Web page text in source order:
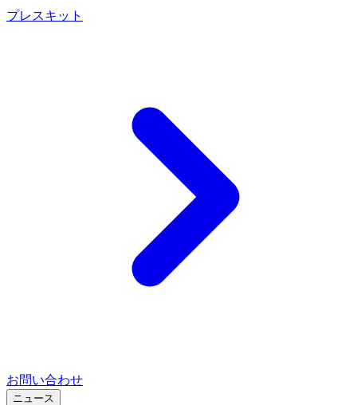
プレスキット
お問い合わせ
ニュース